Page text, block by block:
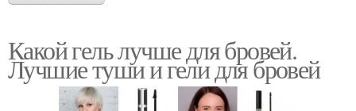
Какой гель лучше для бровей.
Лучшие туши и гели для бровей